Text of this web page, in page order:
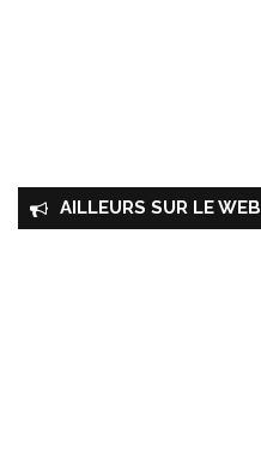
AILLEURS SUR LE WEB